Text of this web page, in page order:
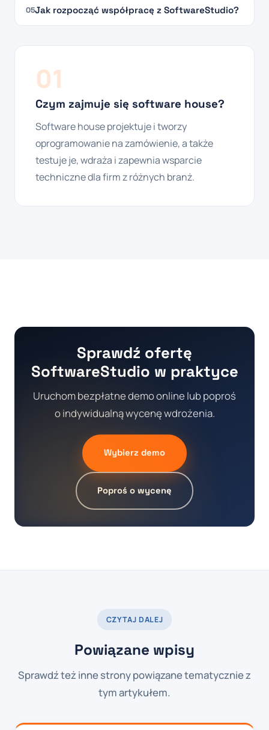
05Jak rozpocząć współpracę z SoftwareStudio?
01
Czym zajmuje się software house?
Software house projektuje i tworzy
oprogramowanie na zamówienie, a także
testuje je, wdraża i zapewnia wsparcie
techniczne dla firm z różnych branż.
Sprawdź ofertę
SoftwareStudio w praktyce
Uruchom bezpłatne demo online lub poproś
o indywidualną wycenę wdrożenia.
Wybierz demo
Poproś o wycenę
CZYTAJ DALEJ
Powiązane wpisy
Sprawdź też inne strony powiązane tematycznie z
tym artykułem.